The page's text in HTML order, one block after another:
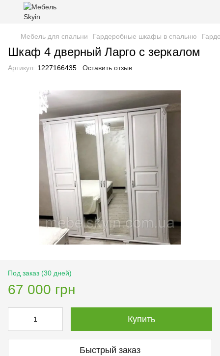
Мебель для спальни Гардеробные шкафы в спальню
Шкаф 4 дверный Ларго с зеркалом
Артикул: 1227166435 Оставить отзыв
Под заказ (30 дней)
67 000 грн
Купить
Быстрый заказ